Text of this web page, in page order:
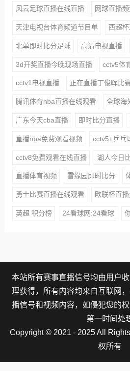
风云足球直播在线直播 网球直播
天津电视台体育频道节目单 西超
北单即时比分足球 高清电视直播
3d开奖直播今晚现场直播 cctv5体
cctv1电视直播 正在直播丁俊晖比
腾讯体育nba直播在线观看 全球海
广东今天cba直播 即时比分直播
直播nba免费观看视频 cctv5+乒乓
cctv8免费观看在线直播 湖人今日
直播体育视频 雪缘园即时比分
勇士比赛直播在线观看 欧联杯直
英超 积分榜 24看球网:24看球
本站所有赛事直播信号均由用户
理获得，所有内容均来自互联网
播信号和视频内容，如侵犯您的
第一时间处
Copyright © 2021 - 2025 All
权所有